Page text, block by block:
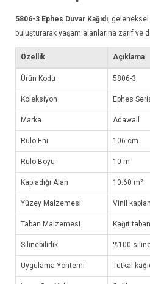
5806-3 Ephes Duvar Kağıdı ,
buluşturarak yaşam alanlarına zarif ve
Özellik Açıklama
Ürün Kodu 5806-3
Koleksiyon Ephes
Marka Adawall
Rulo Eni 106 cm
Rulo Boyu 10 m
Kapladığı Alan 10.60 m²
Yüzey Malzemesi Vinil
Taban Malzemesi Kağıt taban
Silinebilirlik %100
Uygulama Yöntemi Tutkal